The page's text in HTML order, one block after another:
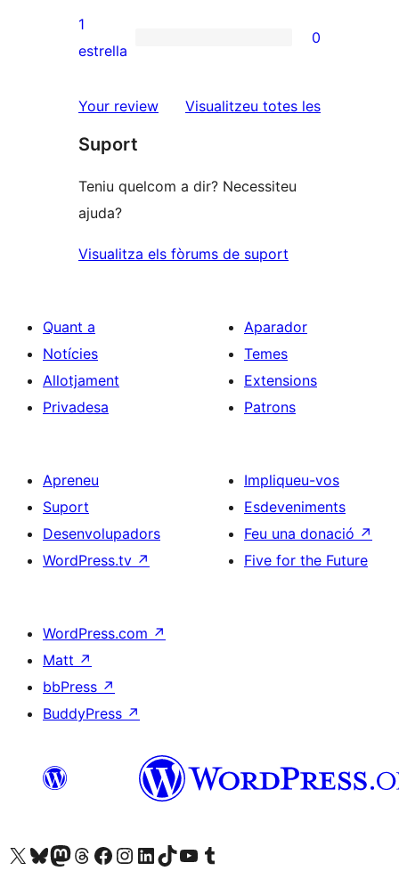
3
estrelles
valoracions
de
estrelles
0
de
estrelles
1
estrella
0
Your review Visualitzeu totes lesressenyes
Suport
Teniu quelcom a dir? Necessiteu
ajuda?
Visualitza els fòrums de suport
Quant a
Notícies
Allotjament
Privadesa
Aparador
Temes
Extensions
Patrons
Apreneu
Suport
Desenvolupadors
WordPress.tv ↗
Impliqueu-vos
Esdeveniments
Feu una donació ↗
Five for the Future
WordPress.com ↗
Matt ↗
bbPress ↗
BuddyPress ↗
Visiteu el nostre compte X (abans Twitter)
Visiteu el nostre compte de Bluesky
Visiteu el nostre compte al Mastodon
Visiteu el nostre compte de Threads
Visiteu la nostra pàgina al Facebook
Visiteu el nostre compte d'Instagram
Visiteu el nostre compte de LinkedIn
Visiteu el nostre compte de TikTok
Visiteu el nostre canal al YouTube
Visiteu el nostre compte de Tumblr